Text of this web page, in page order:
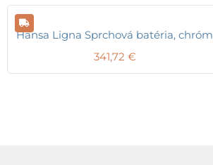
Hansa Ligna Sprchová batéria, chróm
341,72 €